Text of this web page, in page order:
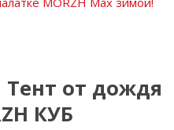
Тент от дождя
КУБ